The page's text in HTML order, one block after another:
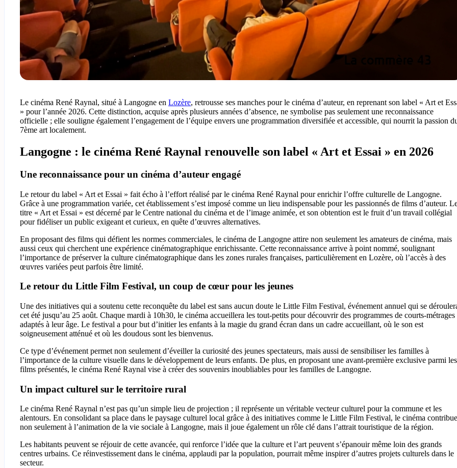
Le cinéma René Raynal, situé à Langogne en Lozère, retrousse ses manches pour le cinéma d’auteur, en reprenant son label « Art et
» pour l’année 2026. Cette distinction, acquise après plusieurs années d’absence, ne symbolise pas seulement une reconnaissance
officielle ; elle souligne également l’engagement de l’équipe envers une programmation diversifiée et accessible, qui nourrit la passion
7ème art localement.
Langogne : le cinéma René Raynal renouvelle son label « Art et Essai » en 2026
Une reconnaissance pour un cinéma d’auteur engagé
Le retour du label « Art et Essai » fait écho à l’effort réalisé par le cinéma René Raynal pour enrichir l’offre culturelle de Langogne.
Grâce à une programmation variée, cet établissement s’est imposé comme un lieu indispensable pour les passionnés de films d’auteur.
titre « Art et Essai » est décerné par le Centre national du cinéma et de l’image animée, et son obtention est le fruit d’un travail collégial
pour fidéliser un public exigeant et curieux, en quête d’œuvres alternatives.
En proposant des films qui défient les normes commerciales, le cinéma de Langogne attire non seulement les amateurs de cinéma, mais
aussi ceux qui cherchent une expérience cinématographique enrichissante. Cette reconnaissance arrive à point nommé, soulignant
l’importance de préserver la culture cinématographique dans les zones rurales françaises, particulièrement en Lozère, où l’accès à des
œuvres variées peut parfois être limité.
Le retour du Little Film Festival, un coup de cœur pour les jeunes
Une des initiatives qui a soutenu cette reconquête du label est sans aucun doute le Little Film Festival, événement annuel qui se
cet été jusqu’au 25 août. Chaque mardi à 10h30, le cinéma accueillera les tout-petits pour découvrir des programmes de courts-métrages
adaptés à leur âge. Le festival a pour but d’initier les enfants à la magie du grand écran dans un cadre accueillant, où le son est
soigneusement atténué et où les doudous sont les bienvenus.
Ce type d’événement permet non seulement d’éveiller la curiosité des jeunes spectateurs, mais aussi de sensibiliser les familles à
l’importance de la culture visuelle dans le développement de leurs enfants. De plus, en proposant une avant-première exclusive parmi les
films présentés, le cinéma René Raynal vise à créer des souvenirs inoubliables pour les familles de Langogne.
Un impact culturel sur le territoire rural
Le cinéma René Raynal n’est pas qu’un simple lieu de projection ; il représente un véritable vecteur culturel pour la commune et les
alentours. En consolidant sa place dans le paysage culturel local grâce à des initiatives comme le Little Film Festival, le cinéma contribue
non seulement à l’animation de la vie sociale à Langogne, mais il joue également un rôle clé dans l’attrait touristique de la région.
Les habitants peuvent se réjouir de cette avancée, qui renforce l’idée que la culture et l’art peuvent s’épanouir même loin des grands
centres urbains. Ce réinvestissement dans le cinéma, applaudi par la population, pourrait même inspirer d’autres projets culturels dans le
secteur.